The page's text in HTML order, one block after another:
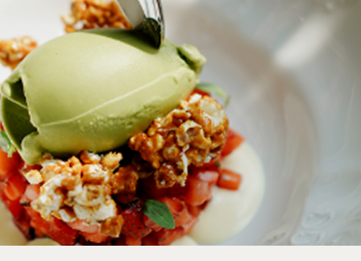
в подборе индивидуального меню для
вашего мероприятия.
ОСТАВИТЬ ЗАЯВКУ